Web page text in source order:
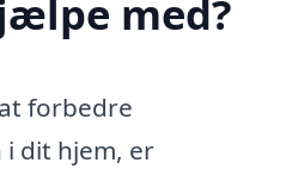
med?
forbedre
dit hjem, er